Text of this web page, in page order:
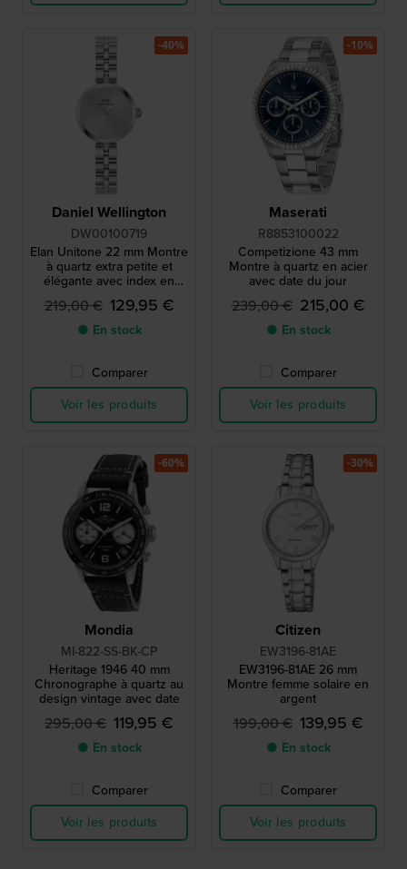
Daniel Wellington
DW00100719
Elan Unitone 22 mm Montre
à quartz extra petite et
élégante avec index en
cristal
219,00 € 129,95 €
● En stock
Comparer
Voir les produits
-40%
Maserati
R8853100022
Competizione 43 mm
Montre à quartz en acier
avec date du jour
239,00 € 215,00 €
● En stock
Comparer
Voir les produits
-10%
Mondia
MI-822-SS-BK-CP
Heritage 1946 40 mm
Chronographe à quartz au
design vintage avec date
295,00 € 119,95 €
● En stock
Comparer
Voir les produits
-60%
Citizen
EW3196-81AE
EW3196-81AE 26 mm
Montre femme solaire en
argent
199,00 € 139,95 €
● En stock
Comparer
Voir les produits
-30%